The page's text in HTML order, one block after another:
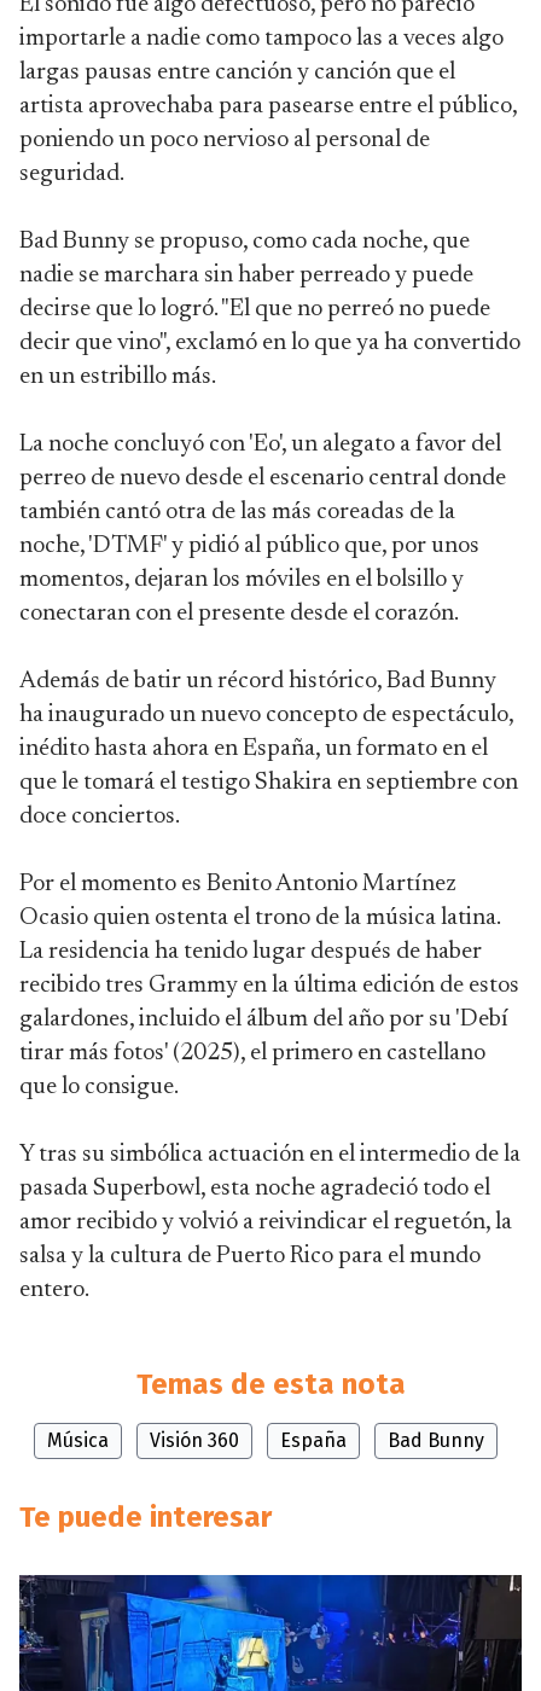
El sonido fue algo defectuoso, pero no pareció
importarle a nadie como tampoco las a veces algo
largas pausas entre canción y canción que el
artista aprovechaba para pasearse entre el público,
poniendo un poco nervioso al personal de
seguridad.
Bad Bunny se propuso, como cada noche, que
nadie se marchara sin haber perreado y puede
decirse que lo logró. "El que no perreó no puede
decir que vino", exclamó en lo que ya ha convertido
en un estribillo más.
La noche concluyó con 'Eo', un alegato a favor del
perreo de nuevo desde el escenario central donde
también cantó otra de las más coreadas de la
noche, 'DTMF' y pidió al público que, por unos
momentos, dejaran los móviles en el bolsillo y
conectaran con el presente desde el corazón.
Además de batir un récord histórico, Bad Bunny
ha inaugurado un nuevo concepto de espectáculo,
inédito hasta ahora en España, un formato en el
que le tomará el testigo Shakira en septiembre con
doce conciertos.
Por el momento es Benito Antonio Martínez
Ocasio quien ostenta el trono de la música latina.
La residencia ha tenido lugar después de haber
recibido tres Grammy en la última edición de estos
galardones, incluido el álbum del año por su 'Debí
tirar más fotos' (2025), el primero en castellano
que lo consigue.
Y tras su simbólica actuación en el intermedio de la
pasada Superbowl, esta noche agradeció todo el
amor recibido y volvió a reivindicar el reguetón, la
salsa y la cultura de Puerto Rico para el mundo
entero.
Temas de esta nota
Música Visión 360 España Bad Bunny
Te puede interesar